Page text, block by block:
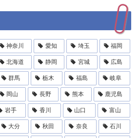
神奈川 愛知 埼玉 福岡
北海道 静岡 宮城 広島
群馬 栃木 福島 岐阜
岡山 長野 熊本 鹿児島
岩手 香川 山口 富山
大分 秋田 奈良 石川